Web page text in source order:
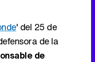
' del 25 de
de la
de